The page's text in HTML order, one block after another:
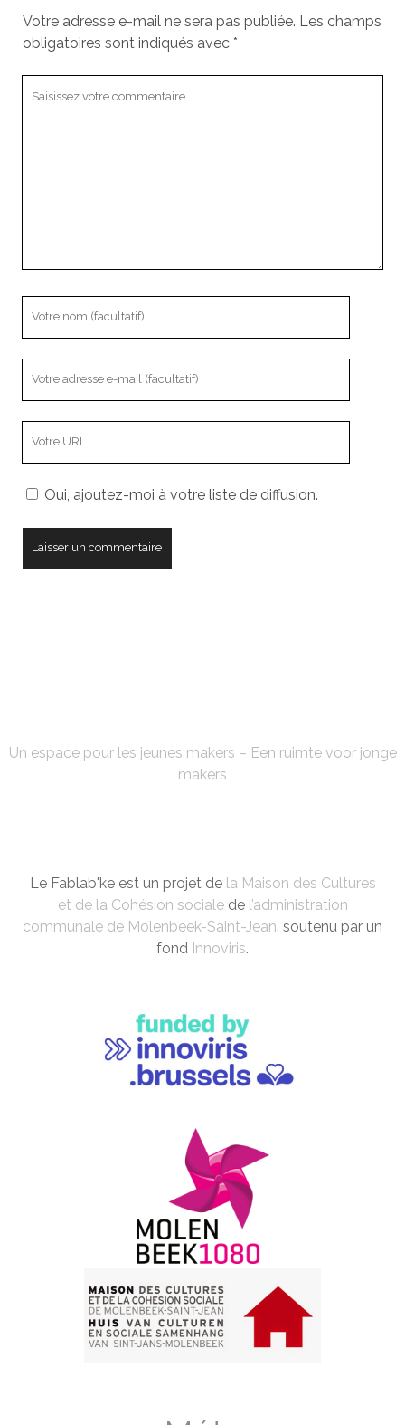
Votre adresse e-mail ne sera pas publiée. Les champs
obligatoires sont indiqués avec *
mail
votreOui, ajoutez-moi à votre liste de diffusion.
Un espace pour les jeunes makers – Een ruimte voor jonge
makers
Le Fablab'ke est un projet de la Maison des Cultures
et de la Cohésion socialede l’administration
communale de Molenbeek-Saint-Jean, soutenu par un
fond Innoviris.